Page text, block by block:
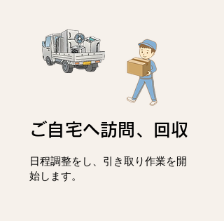
ご自宅へ訪問、回収
日程調整をし、 引き取り作業を開
始します。